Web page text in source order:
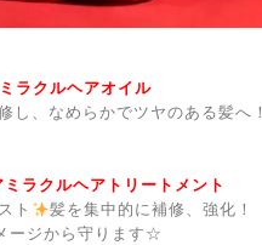
ラクルヘアオイル
し、なめらかでツヤのある髪へ！
ラクルヘアトリートメント
ト
髪を集中的に補修、強化！
ージから守ります☆